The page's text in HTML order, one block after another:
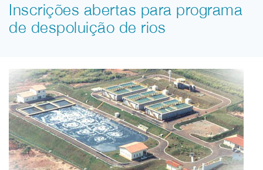
Inscrições abertas para programa
de despoluição de rios